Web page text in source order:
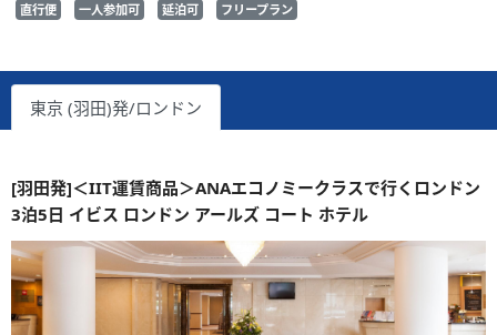
直行便 一人参加可 延泊可 フリープラン
東京 (羽田)発/ロンドン
[羽田発]＜IIT運賃商品＞ANAエコノミークラスで行くロンドン
3泊5日 イビス ロンドン アールズ コート ホテル